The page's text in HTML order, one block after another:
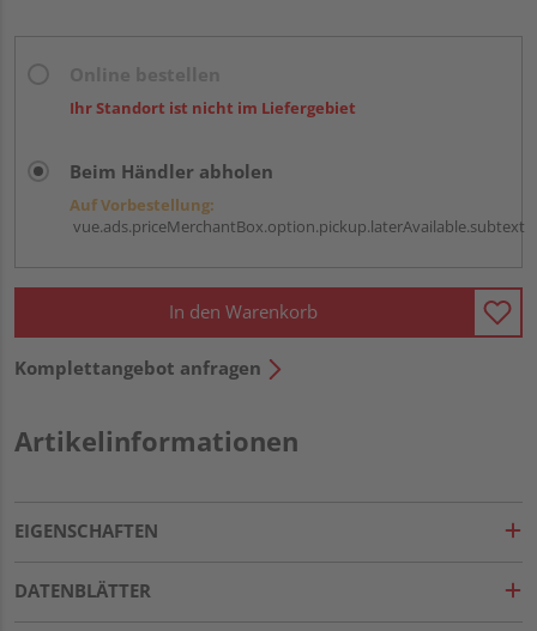
Ihr Standort ist nicht im Liefergebiet
Beim Händler abholen
Auf Vorbestellung:
vue.ads.priceMerchantBox.option.pickup.laterAvailable.subtext
In den Warenkorb
Komplettangebot anfragen
Artikelinformationen
EIGENSCHAFTEN
DATENBLÄTTER